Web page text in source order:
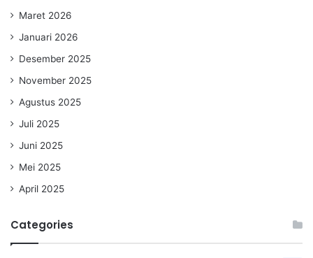
Maret 2026
Januari 2026
Desember 2025
November 2025
Agustus 2025
Juli 2025
Juni 2025
Mei 2025
April 2025
Categories